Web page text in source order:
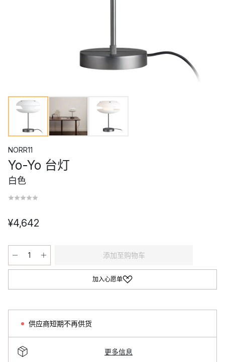
NORR11
Yo-Yo 台灯
白色
¥4,642
添加至购物车
加入心愿单
供应商短期不再供货
更多信息